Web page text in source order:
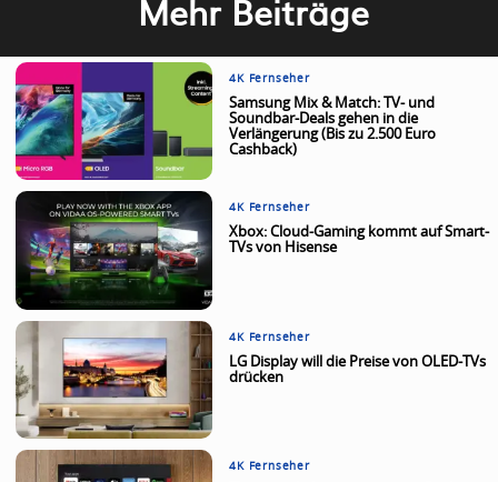
Mehr Beiträge
4K Fernseher
Samsung Mix & Match: TV- und
Soundbar-Deals gehen in die
Verlängerung (Bis zu 2.500 Euro
Cashback)
4K Fernseher
Xbox: Cloud-Gaming kommt auf Smart-
TVs von Hisense
4K Fernseher
LG Display will die Preise von OLED-TVs
drücken
4K Fernseher